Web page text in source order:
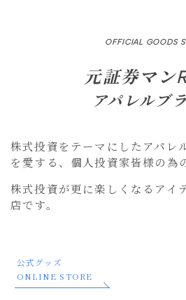
OFFICIAL GOODS
元証券マン
アパレルブ
株式投資をテーマにしたアパレ
を愛する、個人投資家皆様の為
株式投資が更に楽しくなるアイ
店です。
公式グッズ
ONLINE STORE